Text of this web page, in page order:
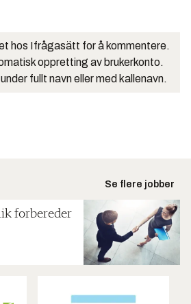
hos Ifrågasätt for å kommentere.
oppretting av brukerkonto.
fullt navn eller med kallenavn.
Se flere jobber
forbereder